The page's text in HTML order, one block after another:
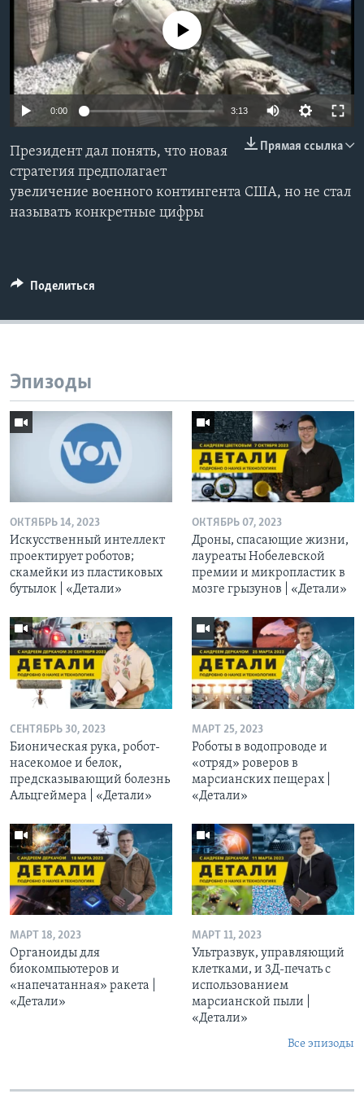
Learning English
СОЦИАЛЬНЫЕ СЕТИ
Языки
No media source currently available
0:00 3:13
Прямая ссылка
Президент дал понять, что новая
стратегия предполагает
увеличение военного контингента США, но не стал
называть конкретные цифры
Поделиться
Эпизоды
ОКТЯБРЬ 14, 2023
Искусственный интеллект
проектирует роботов;
скамейки из пластиковых
бутылок | «Детали»
ОКТЯБРЬ 07, 2023
Дроны, спасающие жизни,
лауреаты Нобелевской
премии и микропластик в
мозге грызунов | «Детали»
СЕНТЯБРЬ 30, 2023
Бионическая рука, робот-
насекомое и белок,
предсказывающий болезнь
Альцгеймера | «Детали»
МАРТ 25, 2023
Роботы в водопроводе и
«отряд» роверов в
марсианских пещерах |
«Детали»
МАРТ 18, 2023
Органоиды для
биокомпьютеров и
«напечатанная» ракета |
«Детали»
МАРТ 11, 2023
Ультразвук, управляющий
клетками, и 3Д-печать c
использованием
марсианской пыли |
«Детали»
Все эпизоды